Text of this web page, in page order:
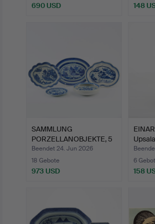
690 USD 148
SAMMLUNG
PORZELLANOBJEKTE, 5
Teile, Porzel…
Beendet 24. Jun 2026
18 Gebote
973 USD
6
158